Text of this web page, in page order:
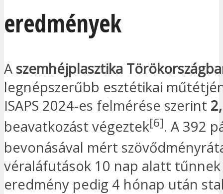
eredmények
A szemhéjplasztika
legnépszerűbb esztétikai
ISAPS 2024-es felmérése szerint
beavatkozást végeztek[6]. A 392
bevonásával mért
véraláfutások 10 nap alatt tűnnek
eredmény pedig 4 hónap után